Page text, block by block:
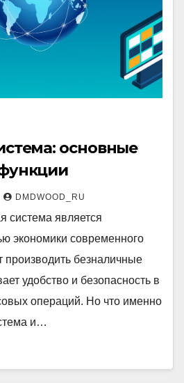
основные
DMDWOOD_RU
система является
экономики современного
производить безналичные
удобство и безопасность в
операций. Но что именно
и…